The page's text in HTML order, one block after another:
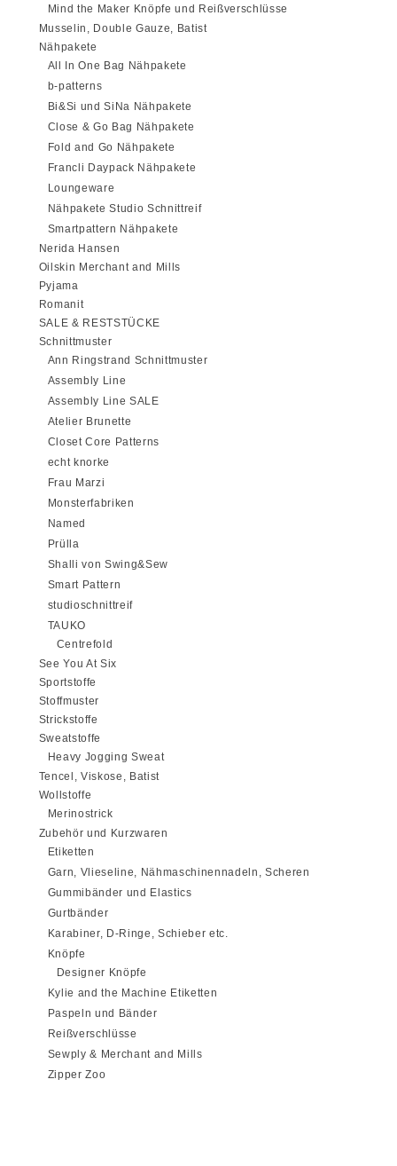
Mind the Maker Knöpfe und Reißverschlüsse
Musselin, Double Gauze, Batist
Nähpakete
All In One Bag Nähpakete
b-patterns
Bi&Si und SiNa Nähpakete
Close & Go Bag Nähpakete
Fold and Go Nähpakete
Francli Daypack Nähpakete
Loungeware
Nähpakete Studio Schnittreif
Smartpattern Nähpakete
Nerida Hansen
Oilskin Merchant and Mills
Pyjama
Romanit
SALE & RESTSTÜCKE
Schnittmuster
Ann Ringstrand Schnittmuster
Assembly Line
Assembly Line SALE
Atelier Brunette
Closet Core Patterns
echt knorke
Frau Marzi
Monsterfabriken
Named
Prülla
Shalli von Swing&Sew
Smart Pattern
studioschnittreif
TAUKO
Centrefold
See You At Six
Sportstoffe
Stoffmuster
Strickstoffe
Sweatstoffe
Heavy Jogging Sweat
Tencel, Viskose, Batist
Wollstoffe
Merinostrick
Zubehör und Kurzwaren
Etiketten
Garn, Vlieseline, Nähmaschinennadeln, Scheren
Gummibänder und Elastics
Gurtbänder
Karabiner, D-Ringe, Schieber etc.
Knöpfe
Designer Knöpfe
Kylie and the Machine Etiketten
Paspeln und Bänder
Reißverschlüsse
Sewply & Merchant and Mills
Zipper Zoo